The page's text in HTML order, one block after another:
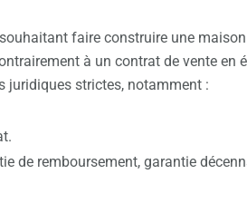
faire construire une maison
à un contrat de vente en
juridiques strictes, notamment :
de remboursement, garantie